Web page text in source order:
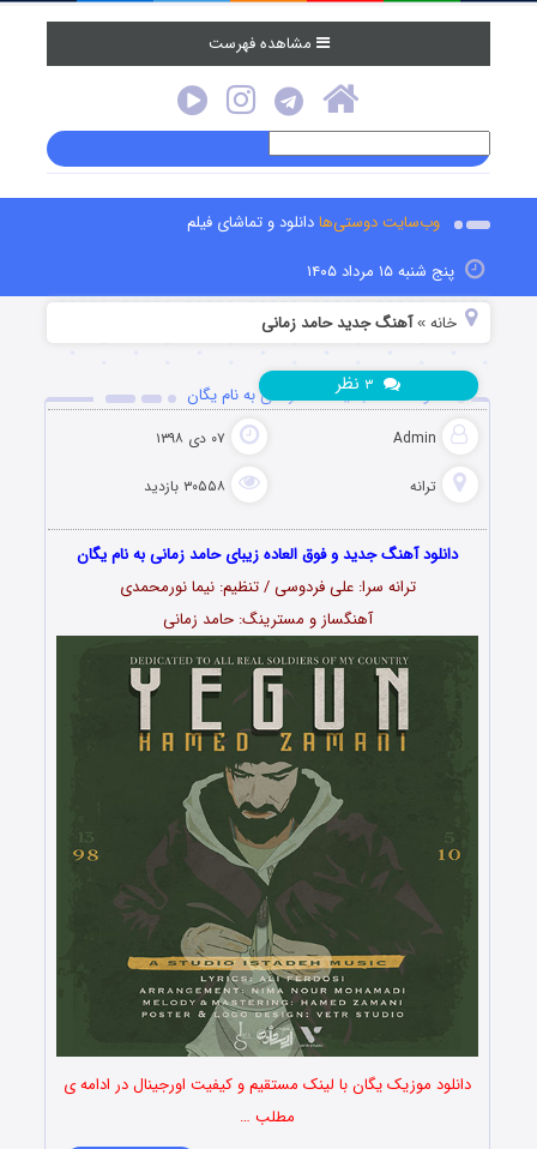
مشاهده فهرست
وب‌سایت دوستی‌هادانلود و تماشای فیلم
پنج شنبه ۱۵ مرداد ۱۴۰۵
خانه »آهنگ جدید حامد زمانی
دانلود آهنگ جدید حامد زمانی به نام یگان
Admin ۰۷ دی ۱۳۹۸
ترانه ۳۰۵۵۸ بازدید
نظر
دانلود آهنگ جدید و فوق العاده زیبای حامد زمانی به نام یگان
ترانه سرا: علی فردوسی / تنظیم: نیما نورمحمدی
آهنگساز و مسترینگ: حامد زمانی
دانلود موزیک یگان با لینک مستقیم و کیفیت اورجینال در ادامه ی
مطلب …